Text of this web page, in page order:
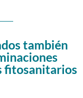
también
fitosanitarios